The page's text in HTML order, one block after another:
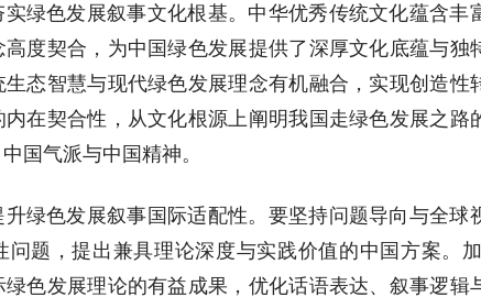
绿色发展叙事文化根基。中华优秀传统文化蕴含
度契合，为中国绿色发展提供了深厚文化底蕴与
态智慧与现代绿色发展理念有机融合，实现创造
在契合性，从文化根源上阐明我国走绿色发展之
国气派与中国精神。
升绿色发展叙事国际适配性。要坚持问题导向与全
问题，提出兼具理论深度与实践价值的中国方案。
色发展理论的有益成果，优化话语表达、叙事逻